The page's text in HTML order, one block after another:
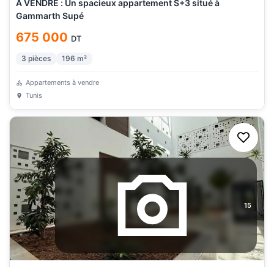
À VENDRE : Un spacieux appartement S+3 situé à
Gammarth Supé
675 000 DT
3 pièces 196 m²
Appartements à vendre
Tunis
15